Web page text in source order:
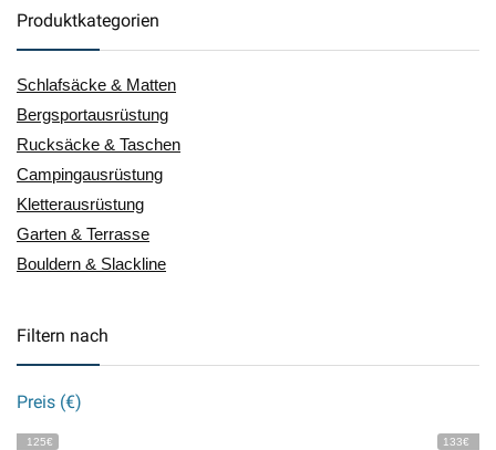
Produktkategorien
Schlafsäcke & Matten
Bergsportausrüstung
Rucksäcke & Taschen
Campingausrüstung
Kletterausrüstung
Garten & Terrasse
Bouldern & Slackline
Filtern nach
Preis (€)
125€ 133€